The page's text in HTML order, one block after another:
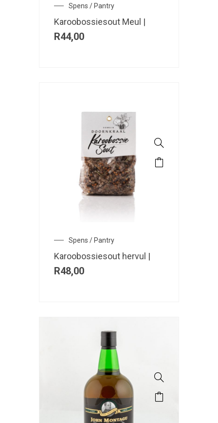
Spens / Pantry
Karoobossiesout Meul |
R44,00
Spens / Pantry
Karoobossiesout hervul |
R48,00